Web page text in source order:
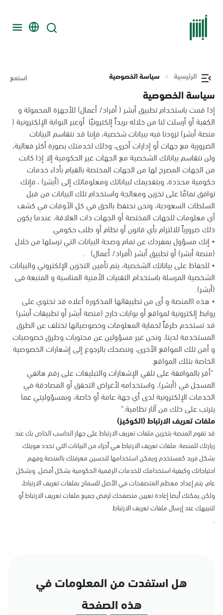
الرئيسية سياسة الخصوصية استمع
سياسة الخصوصية
إذا قمت باستخدام تطبيق أبشر ( أفراد/ أعمال) للأجهزة المحمولة و
الكفية أو أرسلت لنا من خلاله بريداً إلكترونيًا أوعبر البوابة الإلكترونية (
منصة أبشر) تزودنا فيه ببيانات شخصية، فإننا قد نتقاسم البيانات
الضرورية مع جهات أو إدارات أخرى، وذلك لخدمتك بصورة أكثر فعالية،
ولن نتقاسم بياناتك الشخصية مع الجهات غير الحكومية إلا إذا كانت
من الجهات المصرح لها من الجهات المختصة بالقيام بأداء خدمات
حكومية محددة، وبتقديمك لبياناتك ومعلوماتك إلى (أبشر) ، فإنك
توافق تمامًا على تخزين ومعالجة واستخدام تلك البيانات من قبل
السلطات السعودية، ونحن نحتفظ بالحق في كل الأوقات في كشف
أي معلومات للجهات المختصة أو الجهات ذات العلاقة، عندما يكون
ذلك ضرورياً للالتزام بأي قانون أو نظام أو طلب حكومي.
• إنك مسؤول بمفردك عن تمام وصحة البيانات التي ترسلها من خلال
(منصة أبشر) أو تطبيق أبشر (أفراد/ أعمال) .
• للحفاظ على بياناتك الشخصية، يتم تأمين التخزين الإلكتروني والبيانات
الشخصية المرسلة باستخدام التقنيات الأمنية المناسبة و المتبعة فى
(أبشر).
• هذه االمنصة و أى من تطبيقاتها المذكورة أعلاه قد تحتوي على
روابط إلكترونية لمواقع أو بوابات خارج (منصة أبشر أو تطبيقات أبشر)
قد تستخدم طرقاً لحماية المعلومات وخصوصياتها تختلف عن الطرق
المستخدمة لدينا، ونحن غير مسؤولين عن محتويات وطرق خصوصيات
و أمن تلك المواقع الأخرى، وننصحك بالرجوع إلى إشعارات الخصوصية
الخاصة بتلك المواقع.
"أقر بالموافقة على تلقي الإشعارات والتبليغات على رقم هاتفي
المسجل في (أبشر)، واستخدامه لأغراض التحقق أو المصادقة في
الخدمات الإلكترونية لدى أي جهة عامة أو خاصة، وبمسؤوليتي عما
يترتب على ذلك من آثار نظامية."
ملفات تعريف الارتباط (الكوكيز)
قد تقوم المنصة بتخزين ملفات تعريف الارتباط على جهاز الحاسب الخاص بك عند
زيارتك للمنصة. ملفات تعريف الارتباط هي أجزاء من البيانات التي تحدد هويتك
بشكل فريد كمستخدم ويمكن استخدامها لتحسين معرفتك بالمنصة وفهم
احتياجاتك وكيفية استخدامك للخدمات الرقمية الحكومية بشكل أفضل. وبشكل
عام، يتم إعداد معظم المتصفحات في الأصل للسماح بملفات تعريف الارتباط،
ولكن يمكنك أيضا إعادة تعيين متصفحك لرفض جميع ملفات تعريف الارتباط أو
لتنبيهك عند إرسال ملفات تعريف الارتباط
.
هل استفدت من المعلومات في
هذه الصفحة